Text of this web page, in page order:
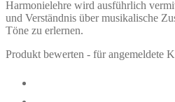
Harmonielehre wird ausführlich
und Verständnis über musikalische
Töne zu erlernen.
Produkt bewerten - für angemeldete